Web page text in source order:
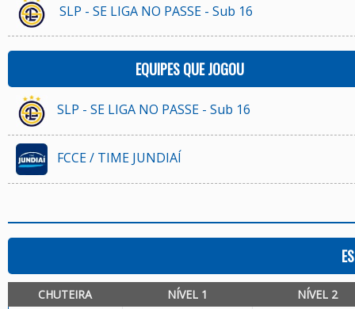
SLP - SE LIGA NO PASSE - Sub 16
EQUIPES QUE JOGOU
SLP - SE LIGA NO PASSE - Sub 16
FCCE / TIME JUNDIAÍ
CHUTEIRA NÍVEL 1 NÍVEL 2